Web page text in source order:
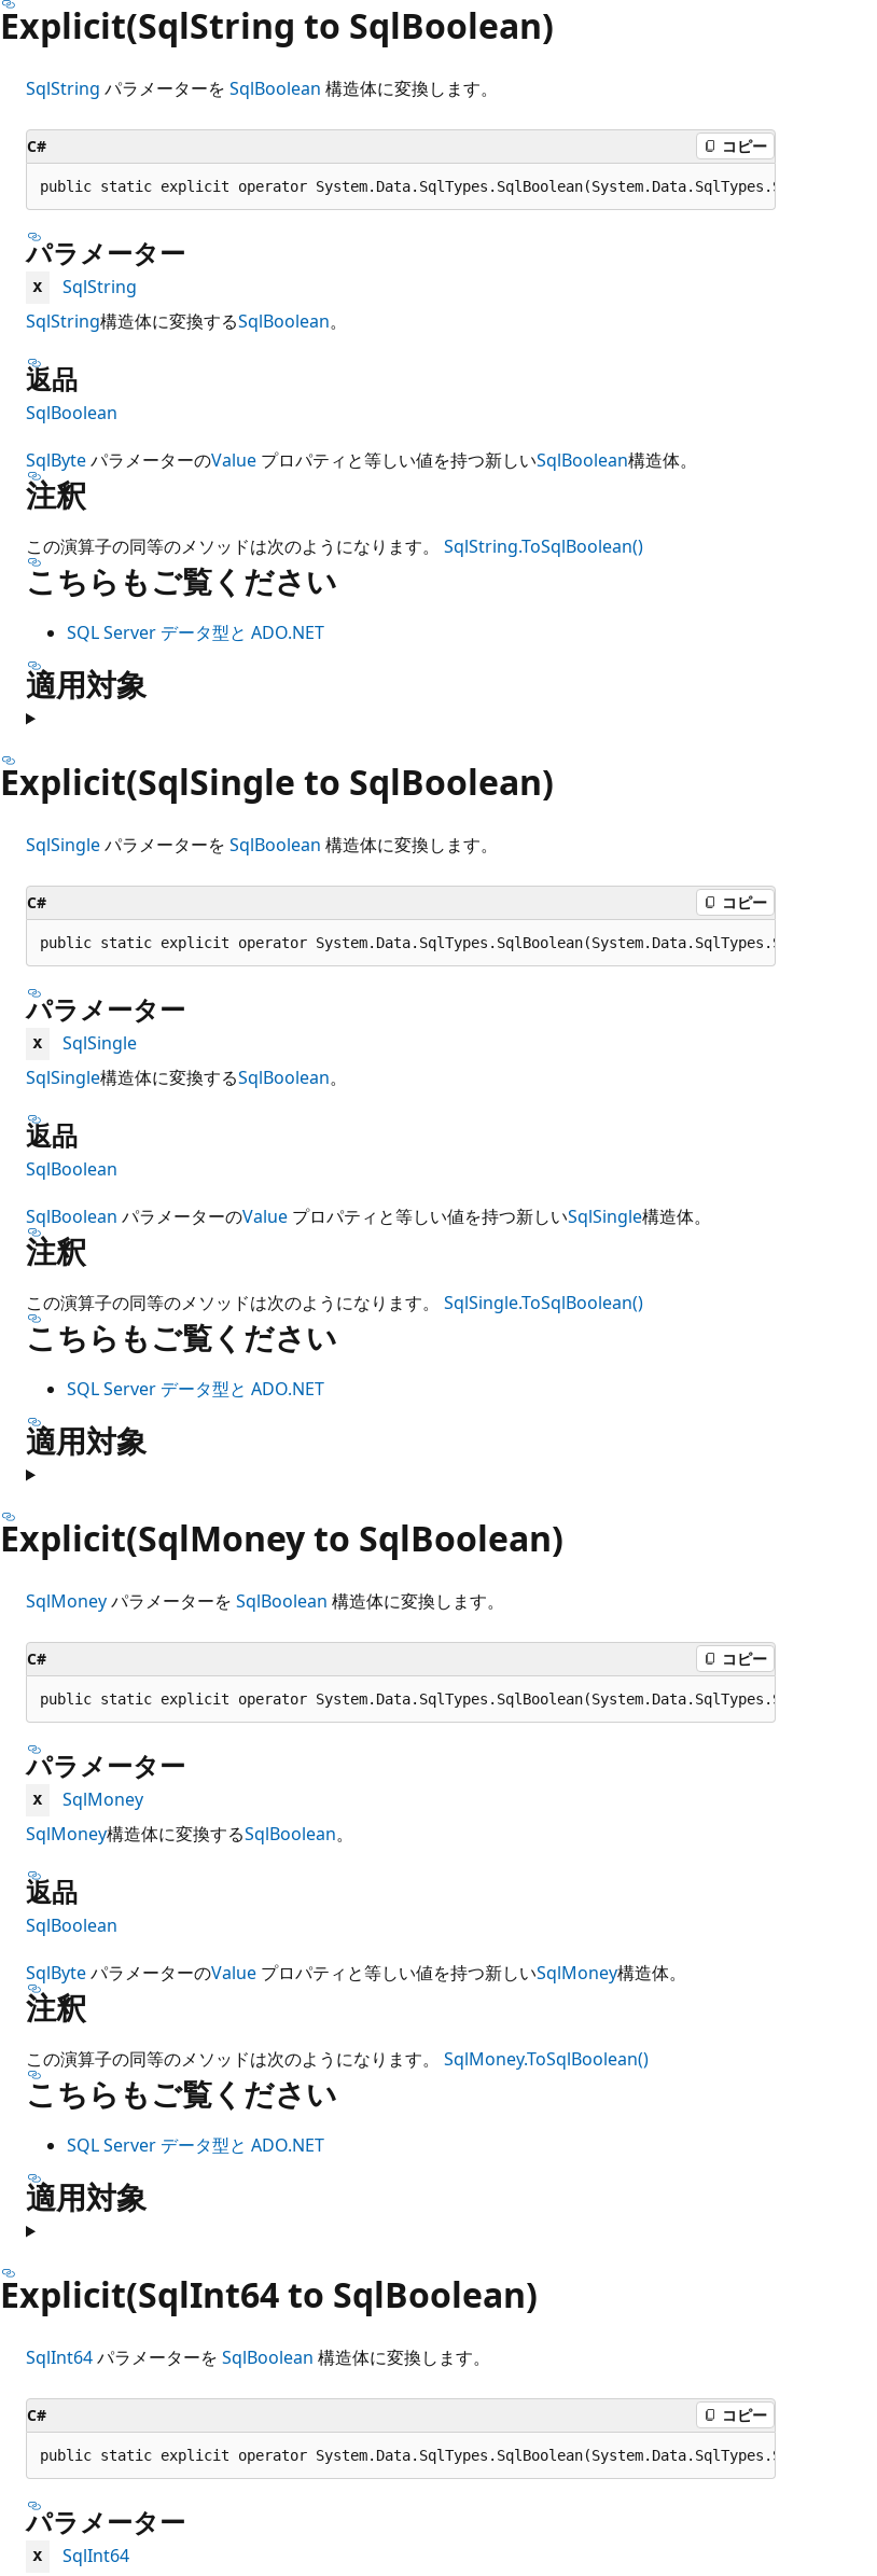
Explicit(SqlString to SqlBoolean)
SqlString パラメーターを SqlBoolean 構造体に変換します。
C# コピー
public static explicit operator System.Data.SqlTypes.SqlBoolean(System.Data.SqlTypes.SqlString x);
パラメーター
x
SqlString
SqlString構造体に変換するSqlBoolean。
返品
SqlBoolean
SqlByteパラメーターのValue プロパティと等しい値を持つ新しいSqlBoolean構造体。
注釈
この演算子の同等のメソッドは次のようになります。 SqlString.ToSqlBoolean()
こちらもご覧ください
SQL Server データ型と ADO.NET
適用対象
Explicit(SqlSingle to SqlBoolean)
SqlSingleパラメーターを SqlBoolean 構造体に変換します。
C# コピー
public static explicit operator System.Data.SqlTypes.SqlBoolean(System.Data.SqlTypes.SqlSingle x);
パラメーター
x
SqlSingle
SqlSingle構造体に変換するSqlBoolean。
返品
SqlBoolean
SqlBoolean パラメーターのValue プロパティと等しい値を持つ新しいSqlSingle構造体。
注釈
この演算子の同等のメソッドは次のようになります。 SqlSingle.ToSqlBoolean()
こちらもご覧ください
SQL Server データ型と ADO.NET
適用対象
Explicit(SqlMoney to SqlBoolean)
SqlMoneyパラメーターを SqlBoolean 構造体に変換します。
C# コピー
public static explicit operator System.Data.SqlTypes.SqlBoolean(System.Data.SqlTypes.SqlMoney x);
パラメーター
x
SqlMoney
SqlMoney構造体に変換するSqlBoolean。
返品
SqlBoolean
SqlByteパラメーターのValue プロパティと等しい値を持つ新しいSqlMoney構造体。
注釈
この演算子の同等のメソッドは次のようになります。 SqlMoney.ToSqlBoolean()
こちらもご覧ください
SQL Server データ型と ADO.NET
適用対象
Explicit(SqlInt64 to SqlBoolean)
SqlInt64パラメーターを SqlBoolean 構造体に変換します。
C# コピー
public static explicit operator System.Data.SqlTypes.SqlBoolean(System.Data.SqlTypes.SqlInt64 x);
パラメーター
x SqlInt64